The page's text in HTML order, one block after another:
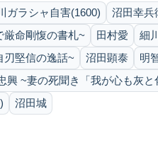
ガラシャ自害(1600) 沼田幸兵
厳命剛愎の書札~
田村愛 細
刃堅信の逸話~
沼田顕泰 明
興 ~妻の死聞き「我が心も灰と
沼田城